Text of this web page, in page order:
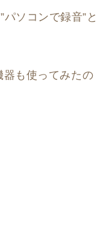
ソコンで録音”と
も使ってみたの